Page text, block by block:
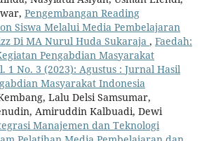
Pengembangan Reading
Siswa Melalui Media Pembelajaran
Di MA Nurul Huda Sukaraja , Faedah:
Pengabdian Masyarakat
1 No. 3 (2023): Agustus : Jurnal Hasil
Masyarakat Indonesia
Lalu Delsi Samsumar,
Amiruddin Kalbuadi, Dewi
Manajemen dan Teknologi